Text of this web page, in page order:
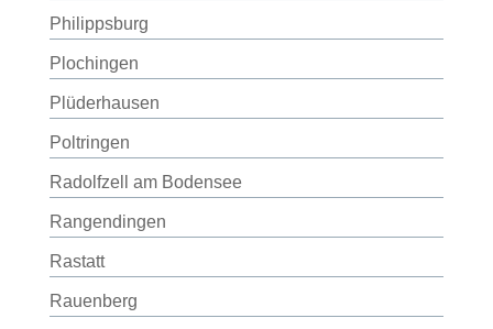
Philippsburg
Plochingen
Plüderhausen
Poltringen
Radolfzell am Bodensee
Rangendingen
Rastatt
Rauenberg